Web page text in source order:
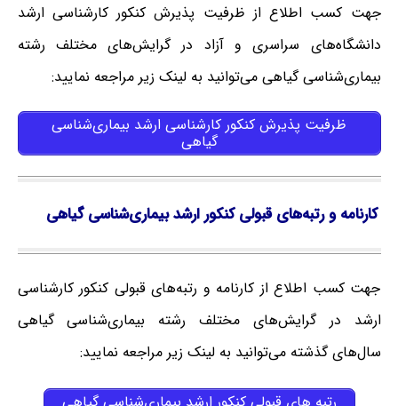
جهت کسب اطلاع از ظرفیت پذیرش کنکور کارشناسی ارشد
دانشگاه‌های سراسری و آزاد در گرایش‌های مختلف رشته
بیماری‌شناسی گیاهی می‌توانید به لینک زیر مراجعه نمایید:
ظرفیت پذیرش کنکور کارشناسی ارشد بیماری‌شناسی
گیاهی
کارنامه و رتبه‌های قبولی کنکور ارشد بیماری‌شناسی گیاهی
جهت کسب اطلاع از کارنامه و رتبه‌های قبولی کنکور کارشناسی
ارشد در گرایش‌های مختلف رشته بیماری‌شناسی گیاهی
سال‌های گذشته می‌توانید به لینک زیر مراجعه نمایید: